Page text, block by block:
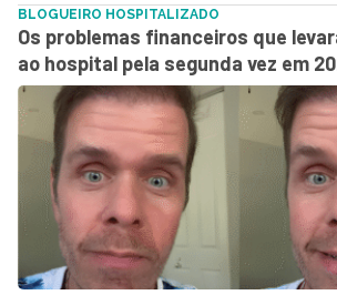
BLOGUEIRO HOSPITALIZADO
Os problemas financeiros que
ao hospital pela segunda vez em